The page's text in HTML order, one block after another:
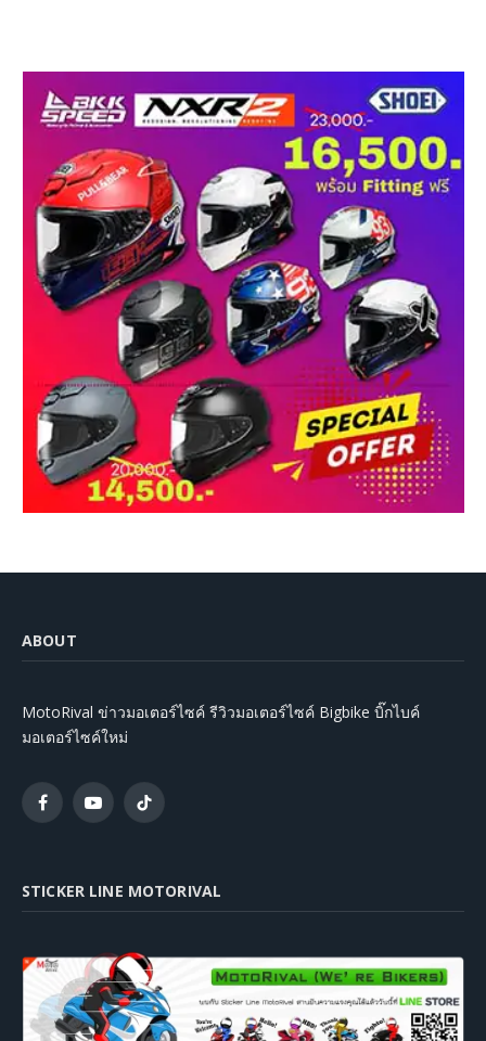
ABOUT
MotoRival ข่าวมอเตอร์ไซค์ รีวิวมอเตอร์ไซค์ Bigbike บิ๊กไบค์
มอเตอร์ไซค์ใหม่
FacebookYouTubeTikTok
STICKER LINE MOTORIVAL